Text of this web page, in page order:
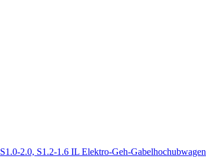
S1.0-2.0, S1.2-1.6 IL Elektro-Geh-Gabelhochubwagen